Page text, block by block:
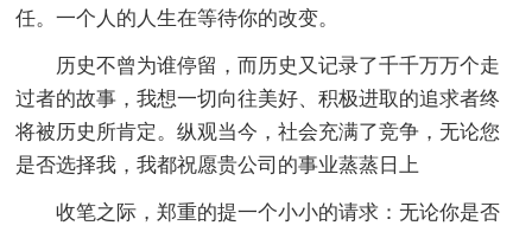
任。一个人的人生在等待你的改变。
历史不曾为谁停留，而历史又记录了千千万万个走
过者的故事，我想一切向往美好、积极进取的追求者终
将被历史所肯定。纵观当今，社会充满了竞争，无论您
是否选择我，我都祝愿贵公司的事业蒸蒸日上
收笔之际，郑重的提一个小小的请求：无论你是否